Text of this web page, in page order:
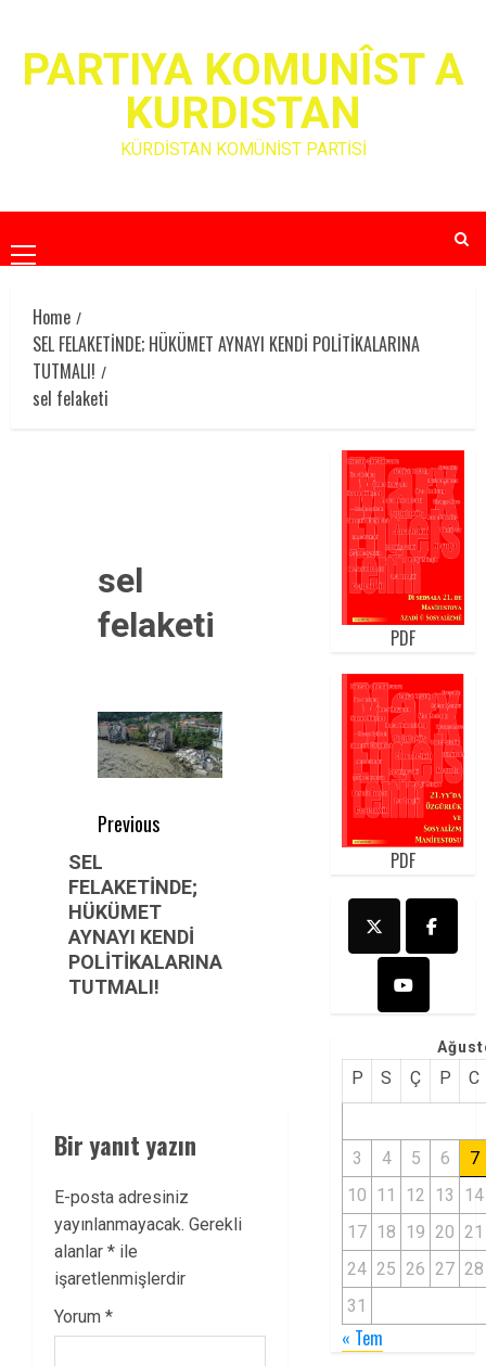
contentPARTIYA KOMUNÎST A
KURDISTAN
KÜRDİSTAN KOMÜNİST PARTİSİ
Primary
Menu
Home
SEL FELAKETİNDE; HÜKÜMET AYNAYI KENDİ POLİTİKALARINA
TUTMALI!
sel felaketi
sel
felaketi
Post
navigation
Previous
Previous
post:
SEL
FELAKETİNDE;
HÜKÜMET
AYNAYI KENDİ
POLİTİKALARINA
TUTMALI!
Bir yanıt yazın
E-posta adresiniz
yayınlanmayacak. Gerekli
alanlar * ile
işaretlenmişlerdir
Yorum *
PDF
PDF
P S Ç P C
3 4 5 6
7
10 11 12 13
14
17 18 19 20 21
24 25 26 27 28
31
« Tem